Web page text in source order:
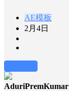
AE模板
2月4日
AduriPremKumar